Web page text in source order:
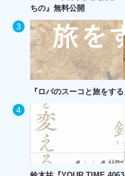
ちの』無料公開
『ロバのスーコと旅をす